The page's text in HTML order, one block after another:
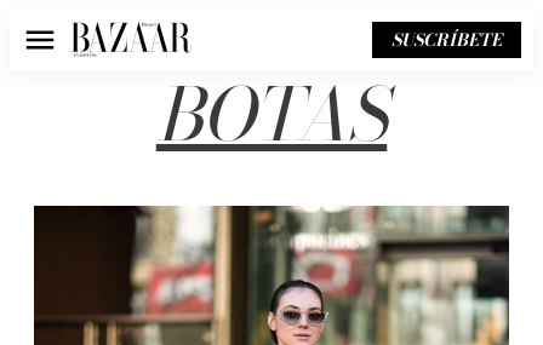
Menú SUSCRÍBETE
BOTAS